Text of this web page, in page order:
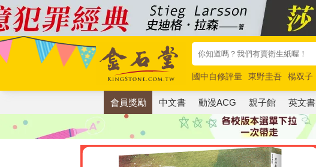
國中自修評量 東野圭吾 楊双子
唯紅花綻放
奧德賽 路邊攤新作
會員獎勵 中文書 動漫ACG 親子館 英文書